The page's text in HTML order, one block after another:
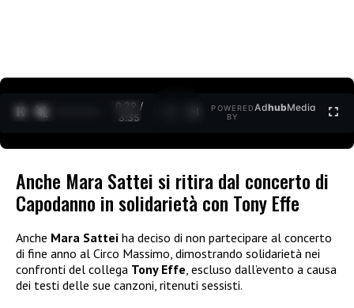
0:30 /
3:35
POWERED
BY
AdhubMedia
Anche Mara Sattei si ritira dal concerto di
Capodanno in solidarietà con Tony Effe
Anche Mara Sattei ha deciso di non partecipare al concerto
di fine anno al Circo Massimo, dimostrando solidarietà nei
confronti del collega Tony Effe, escluso dall’evento a causa
dei testi delle sue canzoni, ritenuti sessisti.